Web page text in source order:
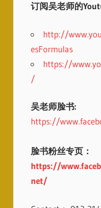
订阅吴老师的
http://
esFormulas
https://
/
吴老师脸书:
https://
脸书粉丝专页：
https://
net/